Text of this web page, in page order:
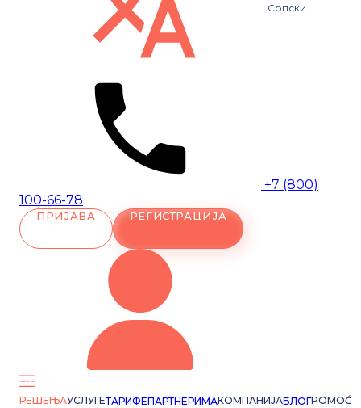
Српски
+7 (800)
100-66-78
ПРИЈАВА РЕГИСТРАЦИЈА
РЕШЕЊАУСЛУГЕТАРИФЕПАРТНЕРИМАКОМПАНИЈАБЛОГPOMOĆ